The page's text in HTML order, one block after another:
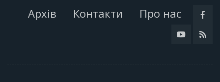
Архів Контакти Про нас